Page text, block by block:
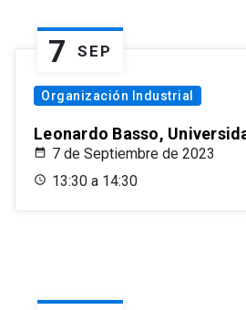
7 SEP
Organización Industrial
Leonardo Basso,
7 de Septiembre de 2023
13:30 a 14:30